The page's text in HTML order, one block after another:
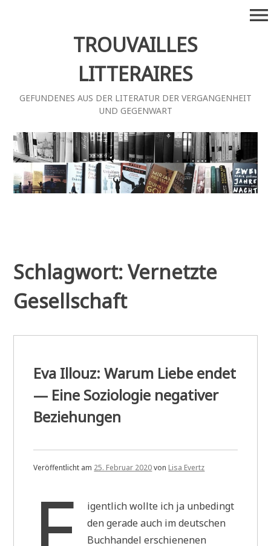
TROUVAILLES
LITTERAIRES
GEFUNDENES AUS DER LITERATUR DER VERGANGENHEIT
UND GEGENWART
menu
Schlagwort:Vernetzte
Gesellschaft
Eva Illouz: Warum Liebe endet
— Eine Soziologie negativer
Beziehungen
Veröffentlicht am 25. Februar 2020von Lisa Evertz
igentlich wollte ich ja unbedingt
den gerade auch im deutschen
Buchhandel erschienenen